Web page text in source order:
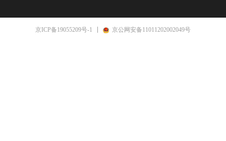
京ICP备19055209号-1 京公网安备11011202002049号